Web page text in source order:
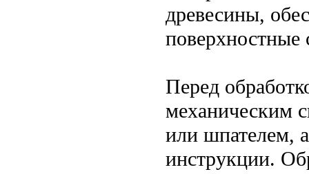
древесины,
поверхностные
Перед
механическим
или шпателем, а
инструкции.